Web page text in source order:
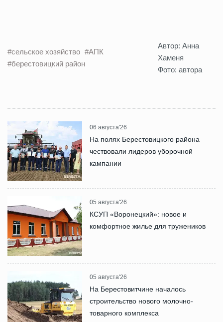
#сельское хозяйство #АПК
#берестовицкий район
Автор: Анна
Хаменя
Фото: автора
06 августа'26
На полях Берестовицкого района
чествовали лидеров уборочной
кампании
05 августа'26
КСУП «Воронецкий»: новое и
комфортное жилье для тружеников
05 августа'26
На Берестовитчине началось
строительство нового молочно-
товарного комплекса